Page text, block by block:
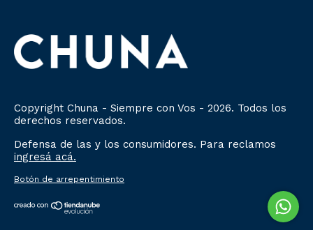
Copyright Chuna - Siempre con Vos - 2026. Todos los
derechos reservados.
Defensa de las y los consumidores. Para reclamos
ingresá acá.
Botón de arrepentimiento